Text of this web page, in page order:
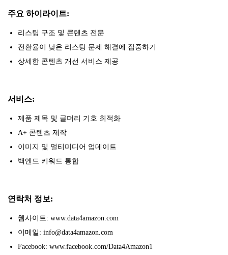
주요 하이라이트:
리스팅 구조 및 콘텐츠 전문
전환율이 낮은 리스팅 문제 해결에 집중하기
상세한 콘텐츠 개선 서비스 제공
서비스:
제품 제목 및 글머리 기호 최적화
A+ 콘텐츠 제작
이미지 및 멀티미디어 업데이트
백엔드 키워드 통합
연락처 정보:
웹사이트: www.data4amazon.com
이메일: info@data4amazon.com
Facebook: www.facebook.com/Data4Amazon1